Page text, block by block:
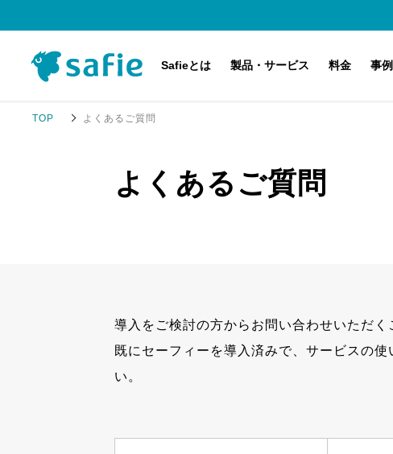
Safieとは
導入するまでの流れ
製品・サービス
Safie Pocketシリーズ
Safie Entrance
Safie Survey
料金 事例
パートナー制度について
TOP よくあるご質問
よくあるご質問
導入をご検討の方からお問い合わせいただく
既にセーフィーを導入済みで、サービスの
い。